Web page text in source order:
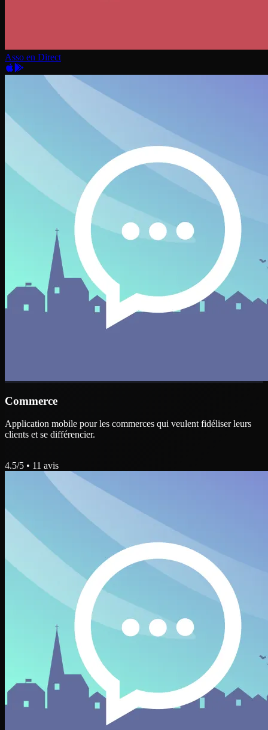
Asso en Direct
Commerce
Application mobile pour les commerces qui veulent fidéliser leurs
clients et se différencier.
4.5/5 • 11 avis